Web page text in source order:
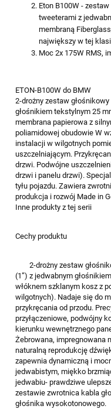
Eton B100W -
tweeterami z
membraną
największy w tej
Moc 2x 175W RMS,
ETON-B100W do BMW
2-drożny zestaw
głośnikiem tekstylnym 25
membrana papierowa z
poliamidowej obudowie W
instalacji w wilgotnych
uszczelniającym.
drzwi. Podwójne
drzwi i panelu drzwi).
tyłu pojazdu. Zawiera
produkcja i rozwój Made in
Inne produkty z tej serii
Cechy produktu
2-drożny zestaw
(1”) z jedwabnym
włóknem szklanym kosz z
wilgotnych). Nadaje się do
przykręcania od przodu.
przyłączeniowe, podwójny
kierunku wewnętrznego
Żebrowana, impregnowana
naturalną reprodukcję
zapewnia dynamiczną i
jedwabistym, miękko
jedwabiu- prawdziwe
zestawie zwrotnica kabla
głośnika wysokotonowego.